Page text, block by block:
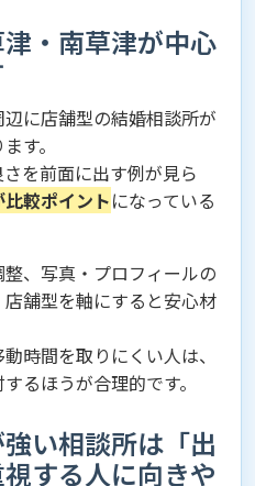
・南草津が中心
に店舗型の結婚相談所が
す。
を前面に出す例が見ら
比較ポイントになっている
、写真・プロフィールの
舗型を軸にすると安心材
時間を取りにくい人は、
るほうが合理的です。
い相談所は「出
する人に向きや